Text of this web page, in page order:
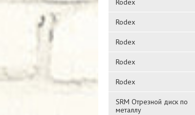
Rodex
Rodex
Rodex
Rodex
Rodex
SRM Отрезной диск по
металлу